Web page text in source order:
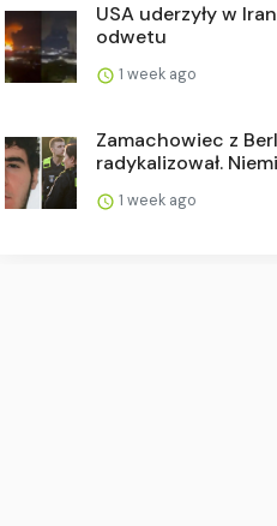
USA uderzyły w
odwetu
1 week ago
Zamachowiec z
radykalizował.
1 week ago